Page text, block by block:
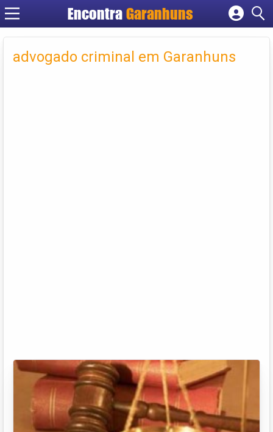
EncontraGaranhuns
Cadastrar empresa
Criar conta
advogado criminal em Garanhuns